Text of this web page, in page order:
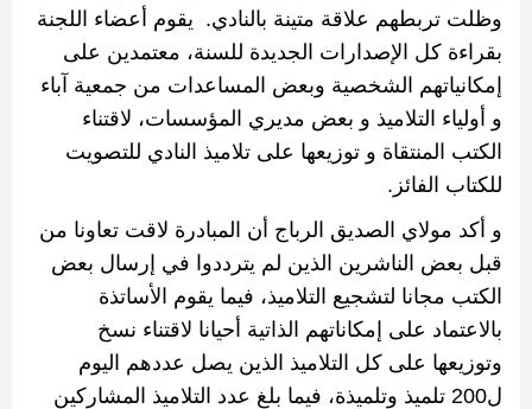
وظلت تربطهم علاقة متينة بالنادي. يقوم أعضاء اللجنة
بقراءة كل الإصدارات الجديدة للسنة، معتمدين على
إمكانياتهم الشخصية وبعض المساعدات من جمعية آباء
و أولياء التلاميذ و بعض مديري المؤسسات، لاقتناء
الكتب المنتقاة و توزيعها على تلاميذ النادي للتصويت
للكتاب الفائز .
و أكد مولاي الصديق الرباج أن المبادرة لاقت تعاونا من
قبل بعض الناشرين الذين لم يترددوا في إرسال بعض
الكتب مجانا لتشجيع التلاميذ، فيما يقوم الأساتذة
بالاعتماد على إمكاناتهم الذاتية أحيانا لاقتناء نسخ
وتوزيعها على كل التلاميذ الذين يصل عددهم اليوم
ل200 تلميذ وتلميذة، فيما بلغ عدد التلاميذ المشاركين